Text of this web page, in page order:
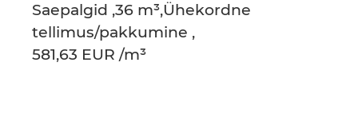
Saepalgid ,36 m³,Ühekordne
tellimus/pakkumine ,
581,63 EUR /m³